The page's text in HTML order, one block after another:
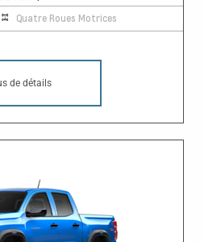
Quatre Roues Motrices
de détails